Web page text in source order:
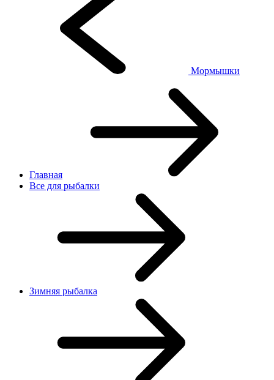
Мормышки
Главная
Все для рыбалки
Зимняя рыбалка